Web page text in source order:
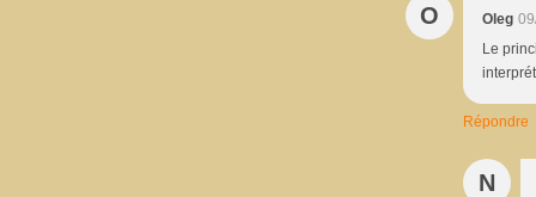
O Oleg
Le
Répondre
N